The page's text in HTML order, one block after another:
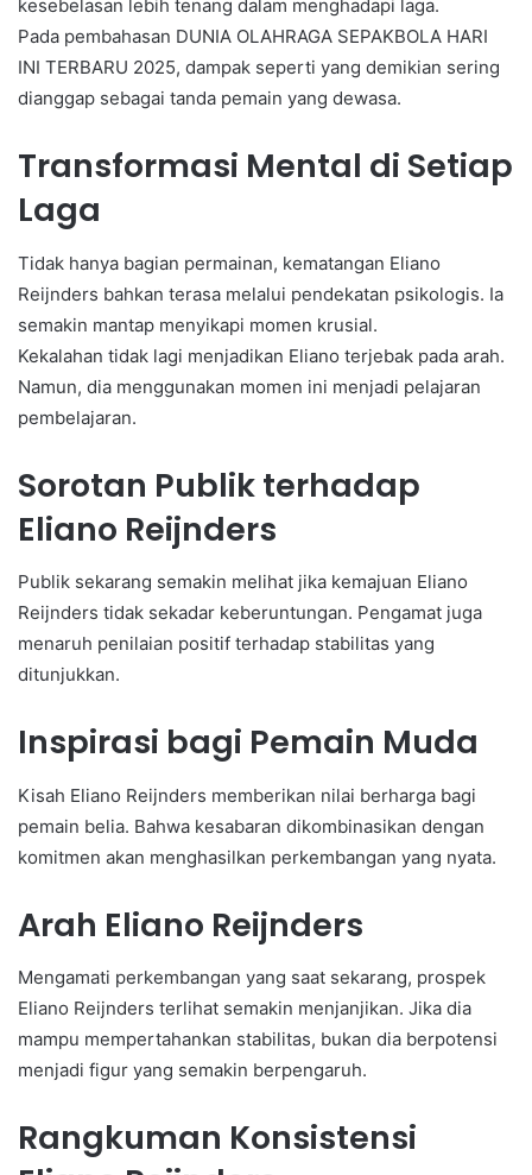
kesebelasan lebih tenang dalam menghadapi laga.
Pada pembahasan DUNIA OLAHRAGA SEPAKBOLA HARI
INI TERBARU 2025, dampak seperti yang demikian sering
dianggap sebagai tanda pemain yang dewasa.
Transformasi Mental di Setiap
Laga
Tidak hanya bagian permainan, kematangan Eliano
Reijnders bahkan terasa melalui pendekatan psikologis. Ia
semakin mantap menyikapi momen krusial.
Kekalahan tidak lagi menjadikan Eliano terjebak pada arah.
Namun, dia menggunakan momen ini menjadi pelajaran
pembelajaran.
Sorotan Publik terhadap
Eliano Reijnders
Publik sekarang semakin melihat jika kemajuan Eliano
Reijnders tidak sekadar keberuntungan. Pengamat juga
menaruh penilaian positif terhadap stabilitas yang
ditunjukkan.
Inspirasi bagi Pemain Muda
Kisah Eliano Reijnders memberikan nilai berharga bagi
pemain belia. Bahwa kesabaran dikombinasikan dengan
komitmen akan menghasilkan perkembangan yang nyata.
Arah Eliano Reijnders
Mengamati perkembangan yang saat sekarang, prospek
Eliano Reijnders terlihat semakin menjanjikan. Jika dia
mampu mempertahankan stabilitas, bukan dia berpotensi
menjadi figur yang semakin berpengaruh.
Rangkuman Konsistensi